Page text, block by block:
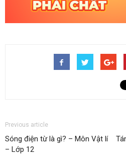
Previous article
Sóng điện từ là gì? – Môn Vật lí
– Lớp 12